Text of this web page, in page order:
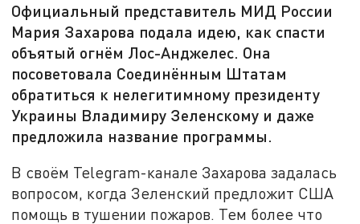
Официальный представитель МИД России
Мария Захарова подала идею, как спасти
объятый огнём Лос-Анджелес. Она
посоветовала Соединённым Штатам
обратиться к нелегитимному президенту
Украины Владимиру Зеленскому и даже
предложила название программы.
В своём Telegram-канале Захарова задалась
вопросом, когда Зеленский предложит США
помощь в тушении пожаров. Тем более что